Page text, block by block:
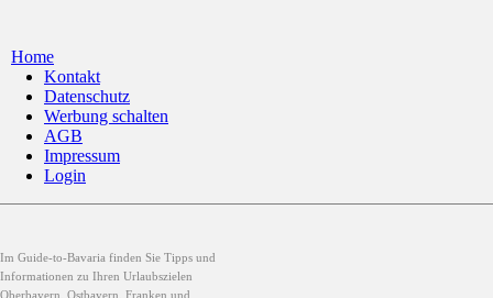
Home
Kontakt
Datenschutz
Werbung schalten
AGB
Impressum
Login
Im Guide-to-Bavaria finden Sie Tipps und
Informationen zu Ihren Urlaubszielen
Oberbayern, Ostbayern, Franken und